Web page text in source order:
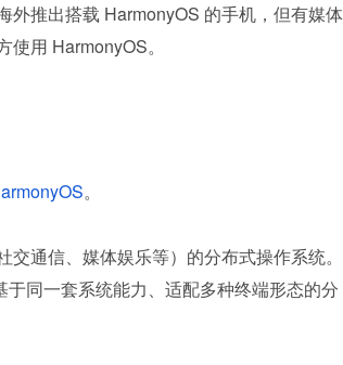
外推出搭载 HarmonyOS 的手机，但有媒体
用 HarmonyOS。
。
通信、媒体娱乐等）的分布式操作系统。
同一套系统能力、适配多种终端形态的分